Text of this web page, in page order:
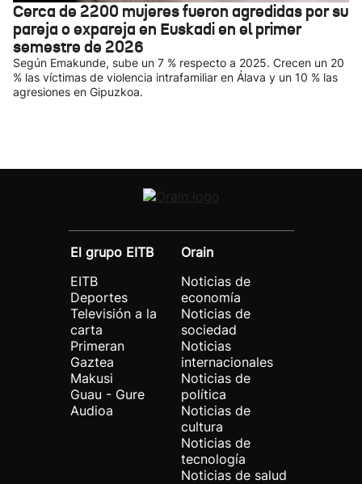
Cerca de 2200 mujeres fueron agredidas por su
pareja o expareja en Euskadi en el primer
semestre de 2026
Según Emakunde, sube un 7 % respecto a 2025. Crecen un 20
% las víctimas de violencia intrafamiliar en Álava y un 10 % las
agresiones en Gipuzkoa.
El grupo EITB
EITB
Deportes
Televisión a la
carta
Primeran
Gaztea
Makusi
Guau - Gure
Audioa
Orain
Noticias de
economía
Noticias de
sociedad
Noticias
internacionales
Noticias de
política
Noticias de
cultura
Noticias de
tecnología
Noticias de salud